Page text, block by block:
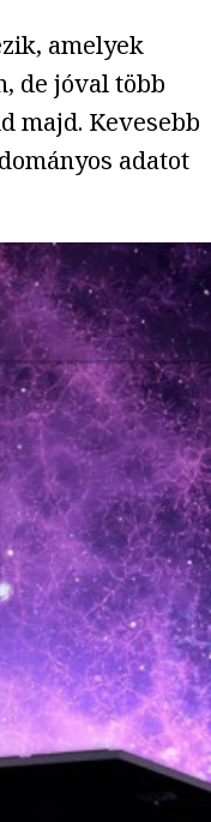
amelyek
de jóval több
majd. Kevesebb
adatot